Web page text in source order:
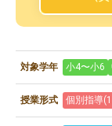
対象学年 小4〜小6
授業形式 個別指導